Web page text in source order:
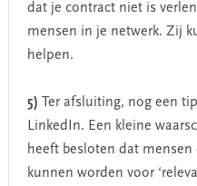
dat je contract niet is
mensen in je netwerk. Zij
helpen.
5) Ter afsluiting, nog een
LinkedIn. Een kleine
heeft besloten dat
kunnen worden voor